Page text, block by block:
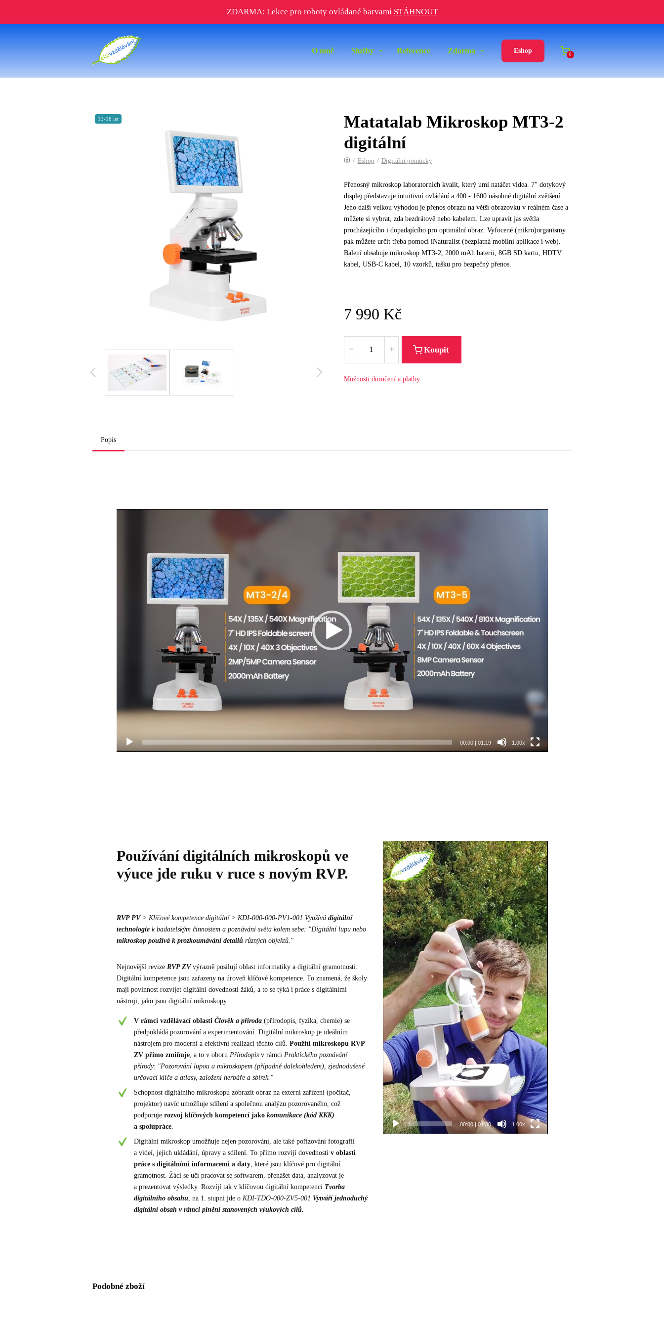
ZDARMA: Lekce pro roboty ovládané barvami STÁHNOUT
O mně Služby Reference Zdarma Eshop 0
13-18 let
Matatalab Mikroskop MT3-2
digitální
/ Eshop / Digitální pomůcky
Přenosný mikroskop laboratorních kvalit, který umí natáčet videa. 7" dotykový
displej představuje intuitivní ovládání a 400 - 1600 násobné digitální zvětšení.
Jeho další velkou výhodou je přenos obrazu na větší obrazovku v reálném čase a
můžete si vybrat, zda bezdrátově nebo kabelem. Lze upravit jas světla
procházejícího i dopadajícího pro optimální obraz. Vyfocené (mikro)organismy
pak můžete určit třeba pomocí iNaturalist (bezplatná mobilní aplikace i web).
Balení obsahuje mikroskop MT3-2, 2000 mAh baterii, 8GB SD kartu, HDTV
kabel, USB-C kabel, 10 vzorků, tašku pro bezpečný přenos.
7 990 Kč
Koupit
Možnosti doručení a platby
Popis
00:00| 01:19 1.00x
Používání digitálních mikroskopů ve
výuce jde ruku v ruce s novým RVP.
RVP PV> Klíčové kompetence digitální > KDI-000-000-PV1-001 Využívá digitální
technologiek badatelským činnostem a poznávání světa kolem sebe: "Digitální lupu nebo
mikroskop používá k prozkoumávání detailůrůzných objektů."
Nejnovější revize RVP ZVvýrazně posilují oblast informatiky a digitální gramotnosti.
Digitální kompetence jsou zařazeny na úroveň klíčové kompetence. To znamená, že školy
mají povinnost rozvíjet digitální dovednosti žáků, a to se týká i práce s digitálními
nástroji, jako jsou digitální mikroskopy.
V rámci vzdělávací oblasti Člověk a příroda(přírodopis, fyzika, chemie) se
předpokládá pozorování a experimentování. Digitální mikroskop je ideálním
nástrojem pro moderní a efektivní realizaci těchto cílů. Použití mikroskopu RVP
ZV přímo zmiňuje, a to v oboru Přírodopisv rámci Praktického poznávání
přírody: "Pozorování lupou a mikroskopem (případně dalekohledem), zjednodušené
určovací klíče a atlasy, založení herbáře a sbírek."
Schopnost digitálního mikroskopu zobrazit obraz na externí zařízení (počítač,
projektor) navíc umožňuje sdílení a společnou analýzu pozorovaného, což
podporuje rozvoj klíčových kompetencí jako komunikace (kód KKK)
a spolupráce.
Digitální mikroskop umožňuje nejen pozorování, ale také pořizování fotografií
a videí, jejich ukládání, úpravy a sdílení. To přímo rozvíjí dovednosti v oblasti
práce s digitálními informacemi a daty, které jsou klíčové pro digitální
gramotnost. Žáci se učí pracovat se softwarem, přenášet data, analyzovat je
a prezentovat výsledky. Rozvíjí tak v klíčovou digitální kompetenci Tvorba
digitálního obsahu, na 1. stupni jde o KDI-TDO-000-ZV5-001 Vytváří jednoduchý
digitální obsah v rámci plnění stanovených výukových cílů.
Video
přehrávač
00:00| 01:30 1.00x
Podobné zboží